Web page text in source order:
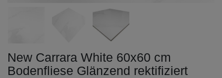
New Carrara White 60x60 cm
Bodenfliese Glänzend rektifiziert